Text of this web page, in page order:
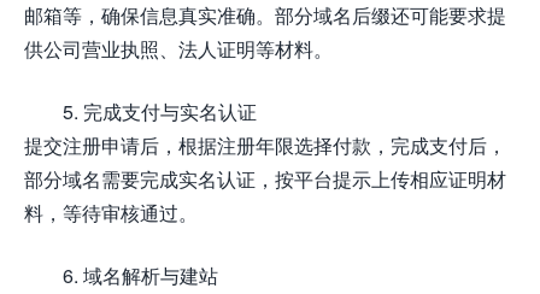
邮箱等，确保信息真实准确。部分域名后缀还可能要求提
供公司营业执照、法人证明等材料。
5. 完成支付与实名认证
提交注册申请后，根据注册年限选择付款，完成支付后，
部分域名需要完成实名认证，按平台提示上传相应证明材
料，等待审核通过。
6. 域名解析与建站